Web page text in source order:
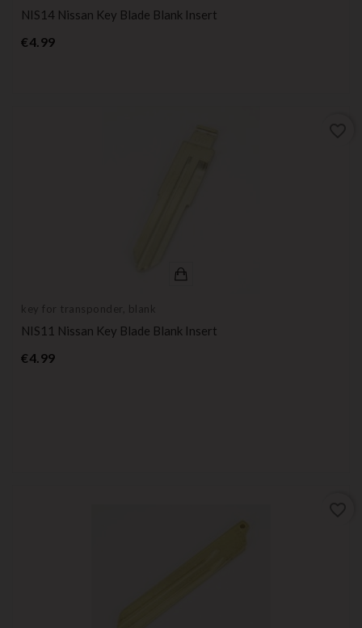
NIS14 Nissan Key Blade Blank Insert
€4.99Price
key for transponder, blank
NIS11 Nissan Key Blade Blank Insert
€4.99Price